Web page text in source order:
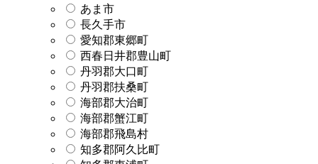
あま市
長久手市
愛知郡東郷町
西春日井郡豊山町
丹羽郡大口町
丹羽郡扶桑町
海部郡大治町
海部郡蟹江町
海部郡飛島村
知多郡阿久比町